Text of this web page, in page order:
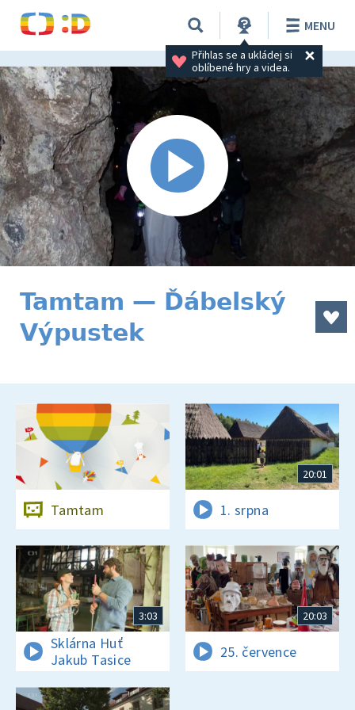
Přihlas se a ukládej si
oblíbené hry a videa.
MENU
Tamtam — Ďábelský
Výpustek
Tamtam
20:01
1. srpna
3:03
Sklárna Huť
Jakub Tasice
20:03
25. července